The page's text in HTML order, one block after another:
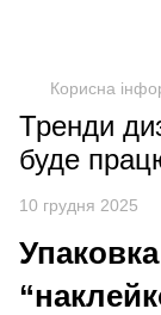
Корисна
Тренди
буде
10 грудня 2025